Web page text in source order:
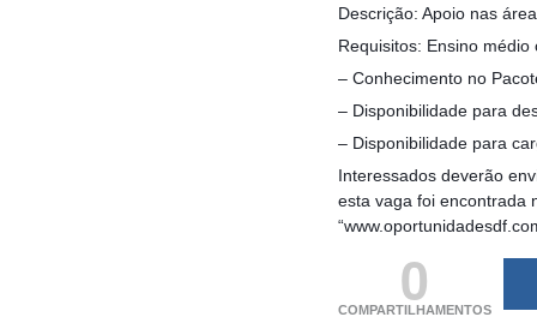
Descrição: Apoio nas
Requisitos: Ensino médio
– Conhecimento no
– Disponibilidade para
– Disponibilidade para
Interessados deverão
esta vaga foi encontrada
0
COMPARTILHAMENTOS